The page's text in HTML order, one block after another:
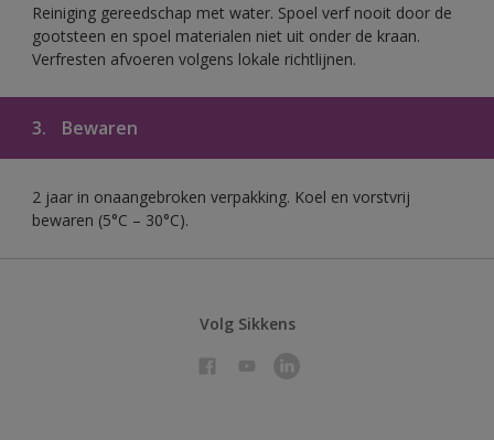
Reiniging gereedschap met water. Spoel verf nooit door de
gootsteen en spoel materialen niet uit onder de kraan.
Verfresten afvoeren volgens lokale richtlijnen.
3. Bewaren
2 jaar in onaangebroken verpakking. Koel en vorstvrij
bewaren (5°C – 30°C).
Volg Sikkens